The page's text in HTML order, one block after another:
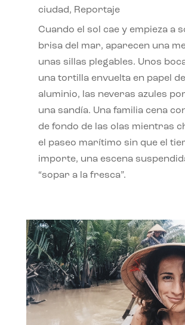
ciudad, Reportaje
Cuando el sol cae y empieza a
brisa del mar, aparecen una
unas sillas plegables. Unos
una tortilla envuelta en papel de
aluminio, las neveras azules
una sandía. Una familia cena
de fondo de las olas mientras
el paseo marítimo sin que el
importe, una escena
“sopar a la fresca”.